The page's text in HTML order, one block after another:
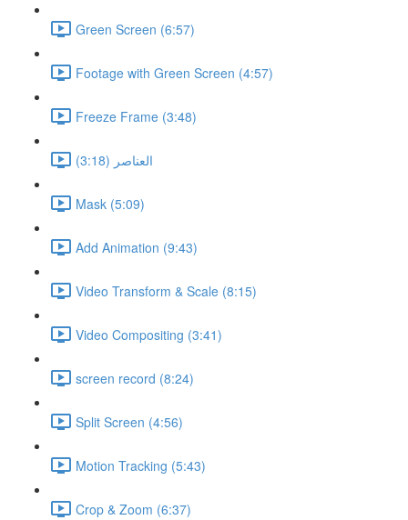
Green Screen (6:57)
Footage with Green Screen (4:57)
Freeze Frame (3:48)
العناصر (3:18)
Mask (5:09)
Add Animation (9:43)
Video Transform & Scale (8:15)
Video Compositing (3:41)
screen record (8:24)
Split Screen (4:56)
Motion Tracking (5:43)
Crop & Zoom (6:37)